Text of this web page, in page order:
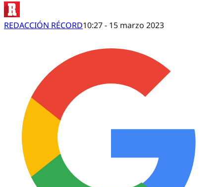
REDACCIÓN RÉCORD10:27 - 15 marzo 2023